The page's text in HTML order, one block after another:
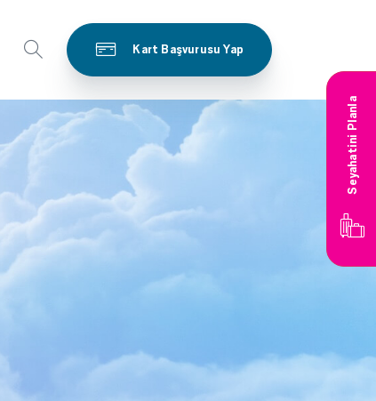
Kart Başvurusu Yap
Seyahatini Planla